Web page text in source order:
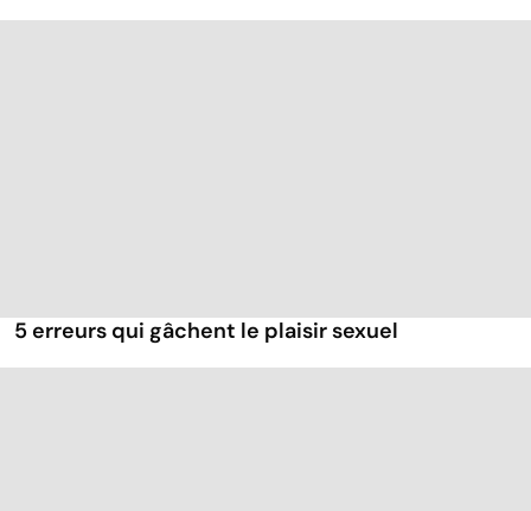
5 erreurs qui gâchent le plaisir sexuel